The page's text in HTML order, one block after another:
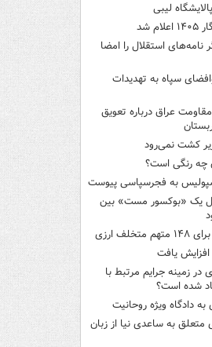
لیبی
شد
نامه‌های استقلال را امضا
سپاه به تهدیدات
عراق درباره تعویق
کشت نمی‌رود
چه رنگی است؟
به فجرسپاسی پیوست
یک «بوکسور مست» بین
ارزی
یافت
در زمینه جرایم مرتبط با
شده است؟
به دادگاه ویژه روحانیت
به ساعدی نیا از زبان